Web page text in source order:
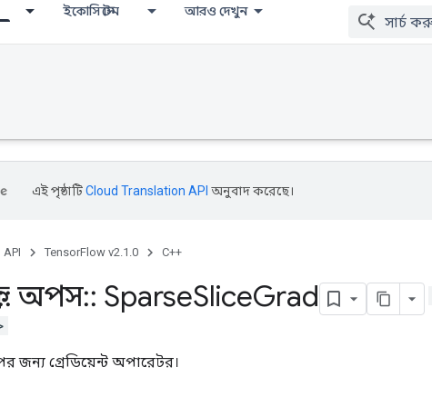
ইকোসিস্টেম আরও দেখুন
এই পৃষ্ঠাটিCloud Translation API অনুবাদ করেছে।
API TensorFlow v2.1.0 C++
অপস:: SparseSliceGrad
জন্য গ্রেডিয়েন্ট অপারেটর।